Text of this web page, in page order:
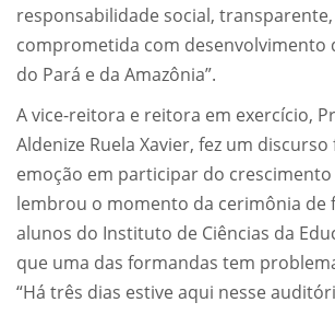
responsabilidade social,
comprometida com desenvolvimento
do Pará e da Amazônia”.
A vice-reitora e reitora em exercício,
Aldenize Ruela Xavier, fez um
emoção em participar do crescimento
lembrou o momento da cerimônia de
alunos do Instituto de Ciências da
que uma das formandas tem
“Há três dias estive aqui nesse